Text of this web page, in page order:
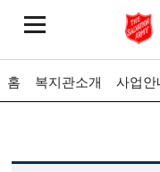
홈 복지관소개 사업안